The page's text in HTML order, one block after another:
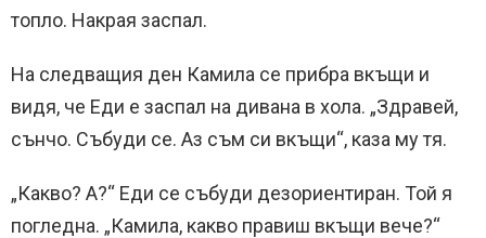
топло. Накрая заспал.
На следващия ден Камила се прибра вкъщи и
видя, че Еди е заспал на дивана в хола. „Здравей,
сънчо. Събуди се. Аз съм си вкъщи“, каза му тя.
„Какво? А?“ Еди се събуди дезориентиран. Той я
погледна. „Камила, какво правиш вкъщи вече?“